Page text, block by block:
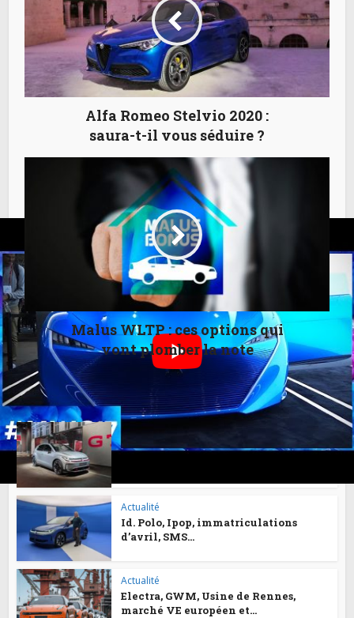
Alfa Romeo Stelvio 2020 :
saura-t-il vous séduire ?
Malus WLTP : ces options qui
vont plomber la note
VOUS AIMEREZ AUSSI
Actualité
ID. Polo GTI, BYD, Xpeng, camions
Actualité
Id. Polo, Ipop, immatriculations
d’avril, SMS...
Actualité
Electra, GWM, Usine de Rennes,
marché VE européen et...